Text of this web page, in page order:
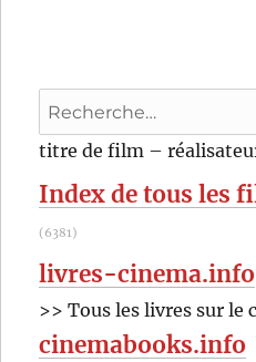
Recherche
pour
titre de film –
Index de tous les
(6381)
livres-cinema.info
>> Tous les livres sur le
cinemabooks.info